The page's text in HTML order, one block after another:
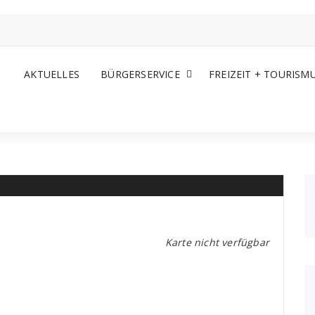
AKTUELLES BÜRGERSERVICE FREIZEIT +
Karte nicht verfügbar